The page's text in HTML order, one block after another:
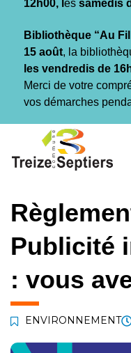
12h00, l es samedis
Bibliothèque “Au
15 août, la
les vendredis de
Merci de votre
vos démarches
contenu
pied
Publicité
: vous
ENVIRONNEMENT